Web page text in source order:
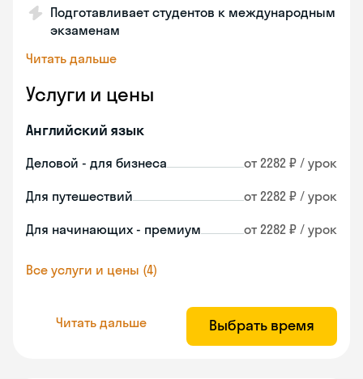
Подготавливает студентов к международным
экзаменам
Читать дальше
Услуги и цены
Английский язык
Деловой - для бизнеса от 2282 ₽ / урок
Для путешествий от 2282 ₽ / урок
Для начинающих - премиум от 2282 ₽ / урок
Все услуги и цены (4)
Читать дальше Выбрать время